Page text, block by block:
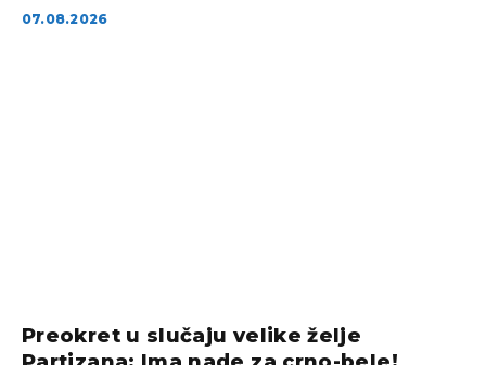
07.08.2026
Preokret u slučaju velike želje